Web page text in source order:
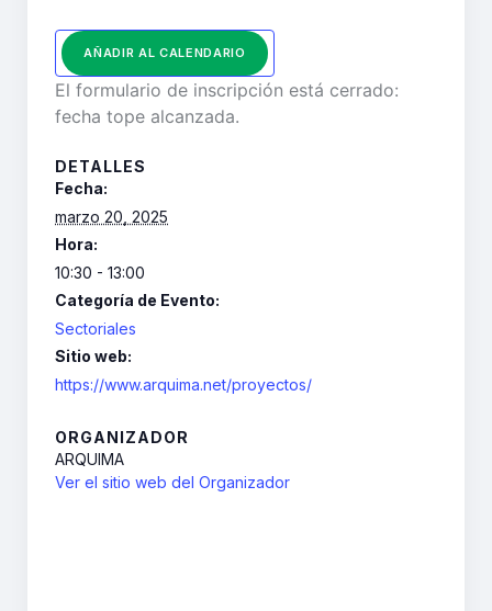
AÑADIR AL CALENDARIO
El formulario de inscripción está cerrado:
fecha tope alcanzada.
DETALLES
Fecha:
marzo 20, 2025
Hora:
10:30 - 13:00
Categoría de Evento:
Sectoriales
Sitio web:
https://www.arquima.net/proyectos/
ORGANIZADOR
ARQUIMA
Ver el sitio web del Organizador